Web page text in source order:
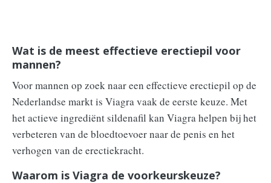
Wat is de meest effectieve erectiepil voor
mannen?
Voor mannen op zoek naar een effectieve erectiepil op de
Nederlandse markt is Viagra vaak de eerste keuze. Met
het actieve ingrediënt sildenafil kan Viagra helpen bij het
verbeteren van de bloedtoevoer naar de penis en het
verhogen van de erectiekracht.
Waarom is Viagra de voorkeurskeuze?